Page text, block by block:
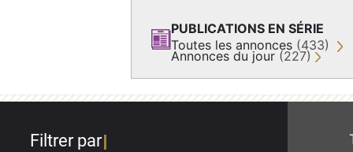
PUBLICATIONS EN SÉRIE
Toutes les annonces (433)
Annonces du jour (227)
Filtrer par